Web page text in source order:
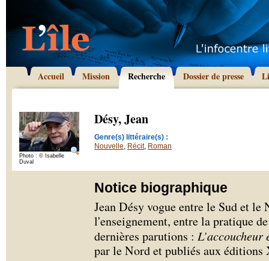
Accueil Mission Recherche Dossier de presse
Photo : © Isabelle
Duval
Désy, Jean
Genre(s) littéraire(s) :
Nouvelle, Récit, Roman
Notice biographique
Jean Désy vogue entre le Sud et
l'enseignement, entre la pratique
dernières parutions : L’accoucheur
par le Nord et publiés aux